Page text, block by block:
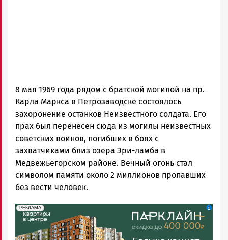
8 мая 1969 года рядом с братской могилой на пр.
Карла Маркса в Петрозаводске состоялось
захоронение останков Неизвестного солдата. Его
прах был перенесен сюда из могилы неизвестных
советских воинов, погибших в боях с
захватчиками близ озера Эри-ламба в
Медвежьегорском районе. Вечный огонь стал
символом памяти около 2 миллионов пропавших
без вести человек.
erid: 2SDnjdeSPnB
РЕКЛАМА
Реклама